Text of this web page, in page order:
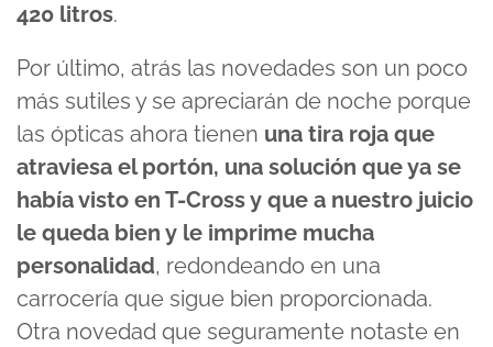
420 litros.
Por último, atrás las novedades son un poco
más sutiles y se apreciarán de noche porque
las ópticas ahora tienen una tira roja que
atraviesa el portón, una solución que ya se
había visto en T-Cross y que a nuestro juicio
le queda bien y le imprime mucha
personalidad, redondeando en una
carrocería que sigue bien proporcionada.
Otra novedad que seguramente notaste en